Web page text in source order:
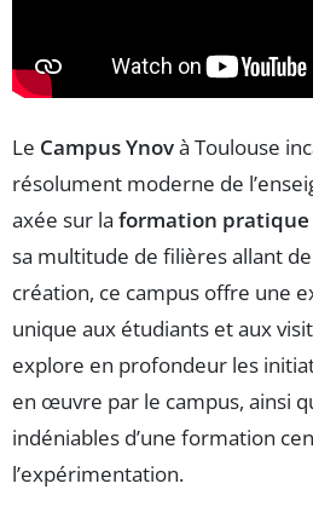
Le Campus Ynovà Toulouse
résolument moderne de
axée sur la formation pratique
sa multitude de filières allant
création, ce campus offre une
unique aux étudiants et aux
explore en profondeur les
en œuvre par le campus, ainsi
indéniables d’une formation
l’expérimentation.